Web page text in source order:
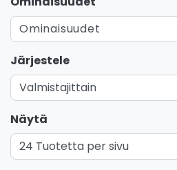
Ominaisuudet
Järjestele
Näytä